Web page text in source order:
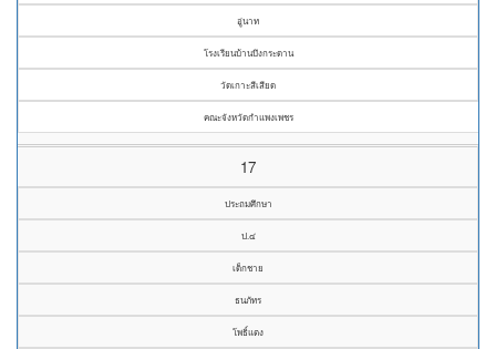
อู่นาท
โรงเรียนบ้านบึงกระดาน
วัดเกาะสีเสียด
คณะจังหวัดกำแพงเพชร
17
ประถมศึกษา
ป.๔
เด็กชาย
ธนภัทร
โพธิ์แตง